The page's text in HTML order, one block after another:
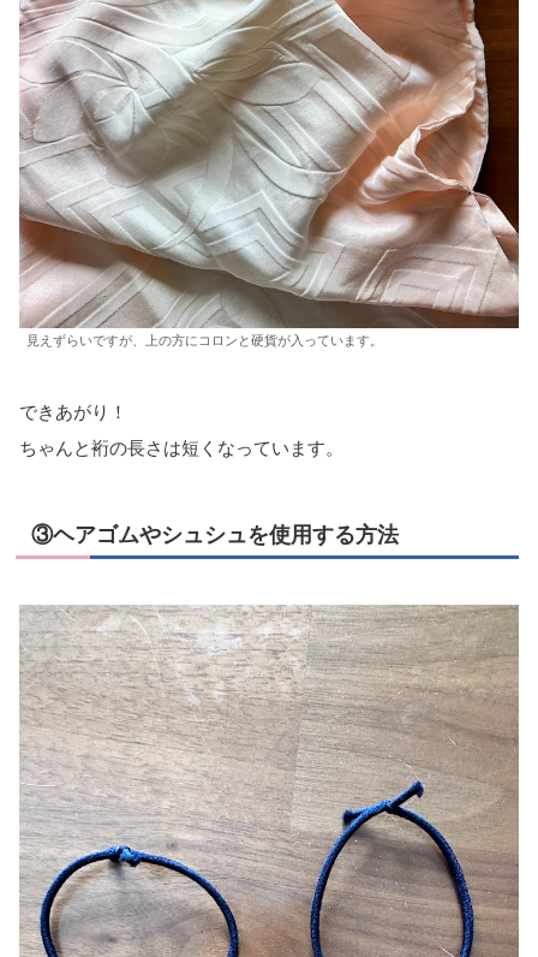
見えずらいですが、上の方にコロンと硬貨が入っています。
できあがり！
ちゃんと裄の長さは短くなっています。
③ヘアゴムやシュシュを使用する方法